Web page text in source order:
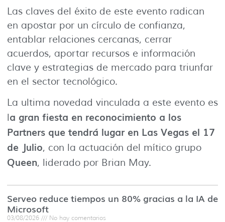
Las claves del éxito de este evento radican
en apostar por un círculo de confianza,
entablar relaciones cercanas, cerrar
acuerdos, aportar recursos e información
clave y estrategias de mercado para triunfar
en el sector tecnológico.
La ultima novedad vinculada a este evento es
la gran fiesta en reconocimiento a los
Partners que tendrá lugar en Las Vegas el 17
de Julio, con la actuación del mítico grupo
Queen, liderado por Brian May.
Serveo reduce tiempos un 80% gracias a la IA de
Microsoft
03/08/2026 No hay comentarios